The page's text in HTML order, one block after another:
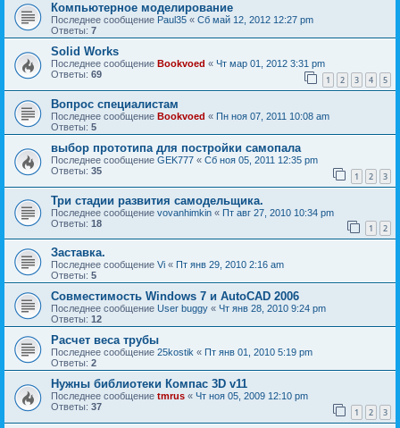
Компьютерное моделирование
Последнее сообщение Paul35 « Сб май 12, 2012 12:27 pm
Ответы: 7
Solid Works
Последнее сообщение Bookvoed « Чт мар 01, 2012 3:31 pm
Ответы: 69 1 2 3 4 5
Вопрос специалистам
Последнее сообщение Bookvoed « Пн ноя 07, 2011 10:08 am
Ответы: 5
выбор прототипа для постройки самопала
Последнее сообщение GEK777 « Сб ноя 05, 2011 12:35 pm
Ответы: 35 1 2 3
Три стадии развития самодельщика.
Последнее сообщение vovanhimkin « Пт авг 27, 2010 10:34 pm
Ответы: 18 1 2
Заставка.
Последнее сообщение Vi « Пт янв 29, 2010 2:16 am
Ответы: 5
Совместимость Windows 7 и AutoCAD 2006
Последнее сообщение User buggy « Чт янв 28, 2010 9:24 pm
Ответы: 12
Расчет веса трубы
Последнее сообщение 25kostik « Пт янв 01, 2010 5:19 pm
Ответы: 2
Нужны библиотеки Компас 3D v11
Последнее сообщение tmrus « Чт ноя 05, 2009 12:10 pm
Ответы: 37 1 2 3